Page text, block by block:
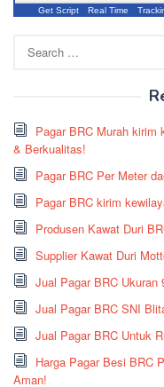
Get Script Real Time
for:
Pagar BRC Murah kirim
& Berkualitas!
Pagar BRC Per Meter
Pagar BRC kirim
Produsen Kawat Duri
Supplier Kawat Duri
Jual Pagar BRC Ukuran
Jual Pagar BRC SNI
Jual Pagar BRC Untuk
Harga Pagar Besi BRC
Aman!